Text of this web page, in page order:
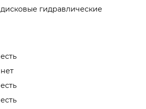
дисковые гидравлические
есть
нет
есть
есть